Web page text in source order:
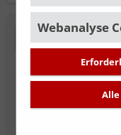
NEUE
MITGLIED
Um die
gesetzt
Cookies sind
Cookies, die
Webanalyse
Um unsere
verbessern,
Webanalyse-